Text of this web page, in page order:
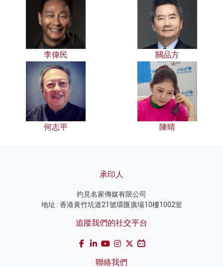
李偉民 關品方
何志平 陳晴
承印人
灼見名家傳媒有限公司
地址 : 香港黃竹坑道21號環匯廣場10樓1002室
追蹤我們的社交平台
聯絡我們